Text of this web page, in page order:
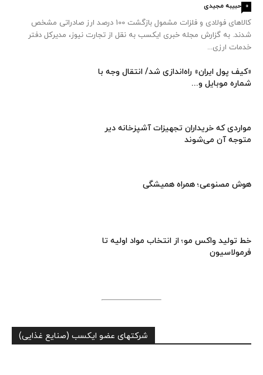
حبیبه مجیدی 0
کالاهای فولادی و فلزات مشمول بازگشت 100 درصد ارز صادراتی مشخص
شدند. به گزارش مجله خبری ایکسب به نقل از تجارت نیوز، مدیرکل دفتر
خدمات ارزی...
«کیف پول ایران» راه‌اندازی شد/ انتقال وجه با
شماره موبایل و...
مواردی که خریداران تجهیزات آشپزخانه دیر
متوجه آن می‌شوند
هوش مصنوعی؛ همراه همیشگی
خط تولید واکس مو؛ از انتخاب مواد اولیه تا
فرمولاسیون
شرکتهای عضو ایکسب (صنایع غذایی)